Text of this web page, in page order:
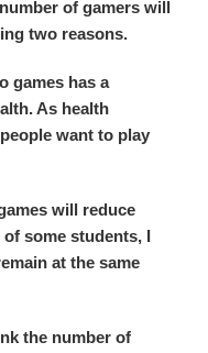
of gamers will
two reasons.
games has a
As health
want to play
will reduce
some students, I
at the same
the number of